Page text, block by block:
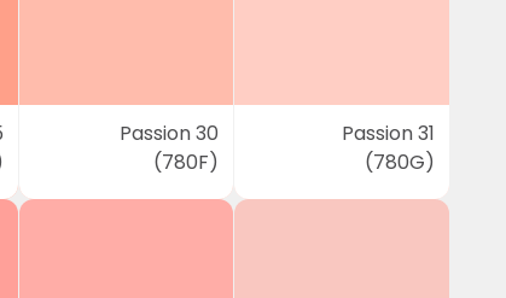
Passion 30
(780F)
Passion 31
(780G)